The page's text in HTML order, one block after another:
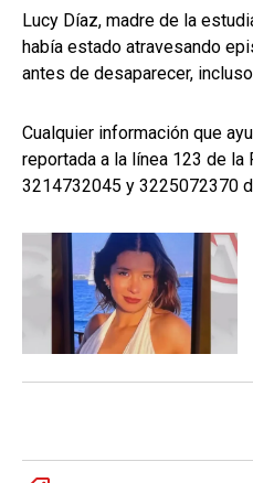
Lucy Díaz, madre de la
había estado atravesando
antes de desaparecer,
Cualquier información que
reportada a la línea 123 de
3214732045 y 3225072370